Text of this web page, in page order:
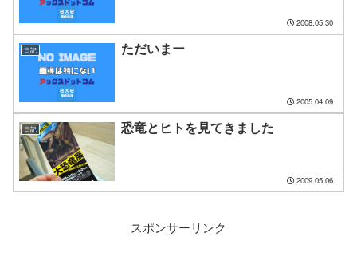
2008.05.30
日記 ただいまー
2005.04.09
日記 恐竜とヒトを見てきました
2009.05.06
スポンサーリンク